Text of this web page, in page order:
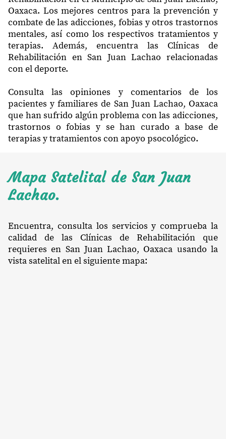
Oaxaca. Los mejores centros para la prevención y
combate de las adicciones, fobias y otros trastornos
mentales, así como los respectivos tratamientos y
terapias. Además, encuentra las Clínicas de
Rehabilitación en San Juan Lachao relacionadas
con el deporte.
Consulta las opiniones y comentarios de los
pacientes y familiares de San Juan Lachao, Oaxaca
que han sufrido algún problema con las adicciones,
trastornos o fobias y se han curado a base de
terapias y tratamientos con apoyo psocológico.
Mapa Satelital de San Juan
Lachao.
Encuentra, consulta los servicios y comprueba la
calidad de las Clínicas de Rehabilitación que
requieres en San Juan Lachao, Oaxaca usando la
vista satelital en el siguiente mapa: